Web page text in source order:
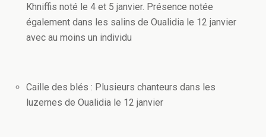
Khniffis noté le 4 et 5 janvier. Présence notée
également dans les salins de Oualidia le 12 janvier
avec au moins un individu
Caille des blés : Plusieurs chanteurs dans les
luzernes de Oualidia le 12 janvier